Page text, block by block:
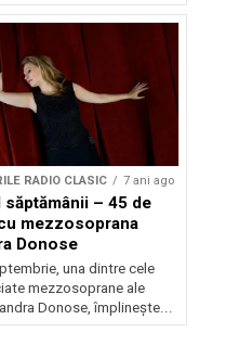
RADIO CLASIC 7 ani ago
săptămânii – 45 de
mezzosoprana
Donose
una dintre cele
mezzosoprane ale
Donose, împlineşte...